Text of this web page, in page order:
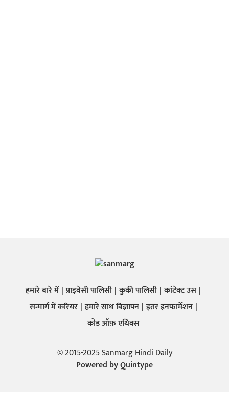
हमारे बारे में प्राइवेसी पालिसी कुकी पालिसी कांटेक्ट उस
सन्मार्ग में करियर हमारे साथ बिज्ञापन इतर इनफार्मेशन
कोड ऑफ़ एथिक्स
© 2015-2025 Sanmarg Hindi Daily
Powered byQuintype